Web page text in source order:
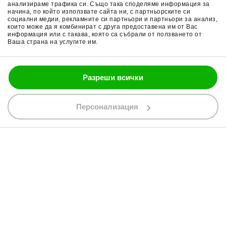
анализираме трафика си. Също така споделяме информация за
начина, по който използвате сайта ни, с партньорските си
социални медии, рекламните си партньори и партньори за анализ,
които може да я комбинират с друга предоставена им от Вас
информация или с такава, която са събрали от ползването от
Ваша страна на услугите им.
Разреши всички
Персонализация
Поверителност
Политика за бисквитки
Ръкавици за мотор
Части за мотор
088 200 7002
shop@bobimx.com